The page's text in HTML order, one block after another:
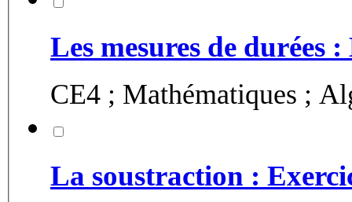
Les mesures de durées
CE4 ; Mathématiques ;
La soustraction :